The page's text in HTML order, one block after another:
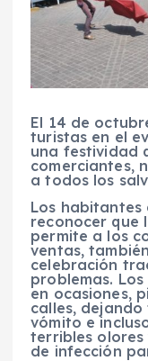
El 14 de
turistas en el
una festividad
comerciantes,
a todos los
Los habitantes
reconocer que
permite a los
ventas,
celebración
problemas.
en ocasiones,
calles,
vómito e
terribles
de infección